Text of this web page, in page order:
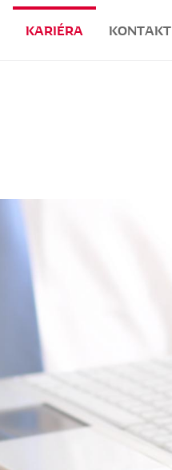
KARIÉRA KONTAKT